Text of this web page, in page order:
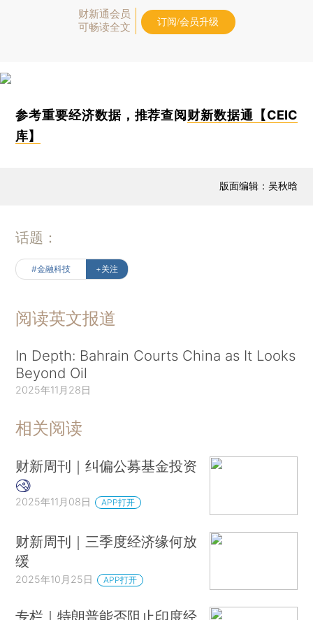
财新通会员
可畅读全文
订阅/会员升级
参考重要经济数据，推荐查阅 财新数据通【CEIC
库】
版面编辑：吴秋晗
话题：
#金融科技 +关注
阅读英文报道
In Depth: Bahrain Courts China as It Looks
Beyond Oil
2025年11月28日
相关阅读
财新周刊｜纠偏公募基金投资
2025年11月08日 APP打开
财新周刊｜三季度经济缘何放
缓
2025年10月25日 APP打开
专栏｜特朗普能否阻止印度经